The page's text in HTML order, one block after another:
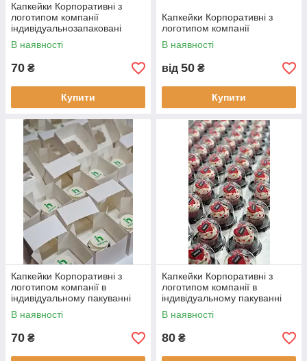
Капкейки Корпоративні з
логотипом компанії
індивідуальнозапаковані
В наявності
70 ₴
Купити
Капкейки Корпоративні з
логотипом компанії
В наявності
від 50 ₴
Купити
Капкейки Корпоративні з
логотипом компанії в
індивідуальному пакуванні
В наявності
70 ₴
Капкейки Корпоративні з
логотипом компанії в
індивідуальному пакуванні
В наявності
80 ₴